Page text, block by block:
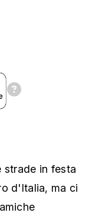
strade in festa
d'Italia, ma ci